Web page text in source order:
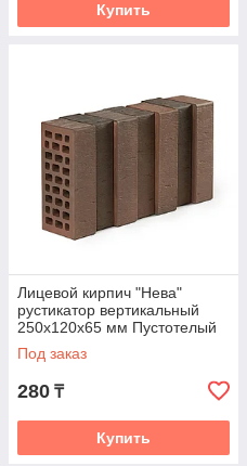
Купить
Лицевой кирпич "Нева"
рустикатор вертикальный
250x120x65 мм Пустотелый
Под заказ
280 ₸
Купить